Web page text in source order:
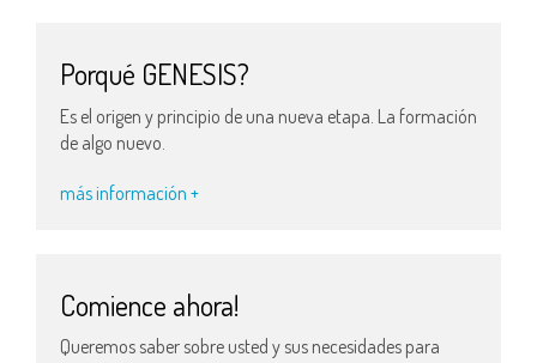
Porqué GENESIS?
Es el origen y principio de una nueva etapa. La formación
de algo nuevo.
más información +
Comience ahora!
Queremos saber sobre usted y sus necesidades para